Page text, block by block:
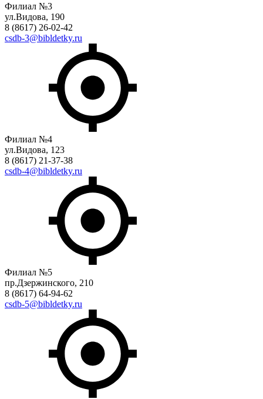
Филиал №3
ул.Видова, 190
8 (8617) 26-02-42
csdb-3@bibldetky.ru
Филиал №4
ул.Видова, 123
8 (8617) 21-37-38
csdb-4@bibldetky.ru
Филиал №5
пр.Дзержинского, 210
8 (8617) 64-94-62
csdb-5@bibldetky.ru